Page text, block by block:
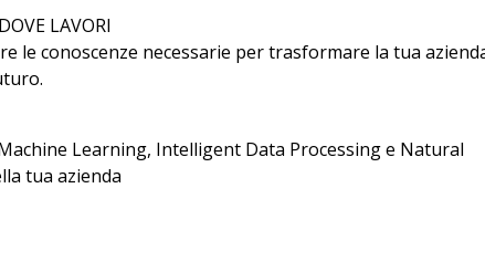
LAVORI
le conoscenze necessarie per trasformare la tua
Learning, Intelligent Data Processing e Natural
tua azienda